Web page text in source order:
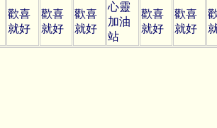
歡喜
就好
歡喜
就好
歡喜
就好
心靈
加油
站
歡喜
就好
歡喜
就好